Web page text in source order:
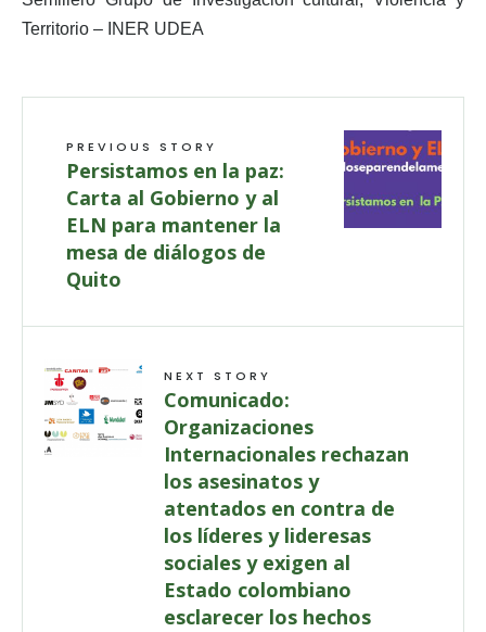
Territorio – INER UDEA
PREVIOUS STORY
Persistamos en la paz:
Carta al Gobierno y al
ELN para mantener la
mesa de diálogos de
Quito
NEXT STORY
Comunicado:
Organizaciones
Internacionales rechazan
los asesinatos y
atentados en contra de
los líderes y lideresas
sociales y exigen al
Estado colombiano
esclarecer los hechos